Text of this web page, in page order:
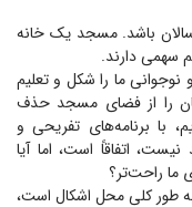
باشد. مسجد یک خانه
سهمی دارند.
ما را شکل و تعلیم
را از فضای مسجد حذف
با برنامه‌های تفریحی و
اتفاقاً است، اما آیا
ما راحت‌تر؟
طور کلی محل اشکال است،